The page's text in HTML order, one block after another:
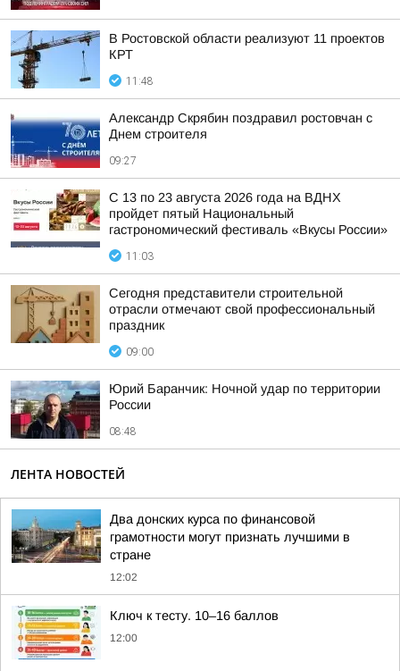
В Ростовской области реализуют 11 проектов
КРТ
11:48
Александр Скрябин поздравил ростовчан с
Днем строителя
09:27
С 13 по 23 августа 2026 года на ВДНХ
пройдет пятый Национальный
гастрономический фестиваль «Вкусы России»
11:03
Сегодня представители строительной
отрасли отмечают свой профессиональный
праздник
09:00
Юрий Баранчик: Ночной удар по территории
России
08:48
ЛЕНТА НОВОСТЕЙ
Два донских курса по финансовой
грамотности могут признать лучшими в
стране
12:02
Ключ к тесту. 10–16 баллов
12:00